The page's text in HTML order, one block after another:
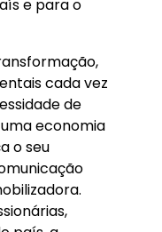
e para o
cada vez
de
economia
o seu